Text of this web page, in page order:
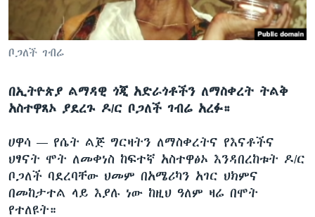
ቋንቋዎች
ቦጋለች ገብሬ
በኢትዮጵያ ልማዳዊ ጎጂ አድራጎቶችን ለማስቀረት ትልቅ
አስተዋጸኦ ያደረጉ ዶ/ር ቦጋለች ገብሬ አረፉ።
ሀዋሳ — የሴት ልጅ ግርዛትን ለማስቀረትና የእናቶችና
ህፃናት ሞት ለመቀነስ ከፍተኛ አስተዋፅኦ እንዳበረከቱት ዶ/ር
ቦጋለች ባደረባቸው ህመም በአሜሪካን አገር ህክምና
በመከታተል ላይ እያሉ ነው ከዚህ ዓለም ዛሬ በሞት
የተለዩት።